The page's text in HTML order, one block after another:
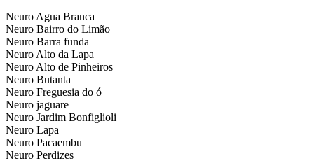
Neuro Agua Branca
Neuro Bairro do Limão
Neuro Barra funda
Neuro Alto da Lapa
Neuro Alto de Pinheiros
Neuro Butanta
Neuro Freguesia do ó
Neuro jaguare
Neuro Jardim Bonfiglioli
Neuro Lapa
Neuro Pacaembu
Neuro Perdizes